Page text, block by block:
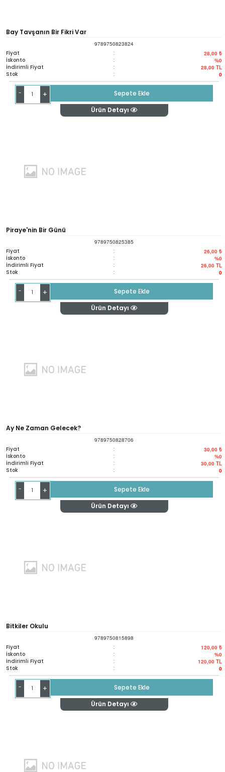
Bay Tavşanın Bir Fikri Var
9789750823824
Fiyat : 28,00 ₺
İskonto : %0
İndirimli Fiyat : 28,00 TL
Stok : 0
- +
Sepete Ekle
Ürün Detayı
Piraye'nin Bir Günü
9789750825385
Fiyat : 26,00 ₺
İskonto : %0
İndirimli Fiyat : 26,00 TL
Stok : 0
- +
Sepete Ekle
Ürün Detayı
Ay Ne Zaman Gelecek?
9789750828706
Fiyat : 30,00 ₺
İskonto : %0
İndirimli Fiyat : 30,00 TL
Stok : 0
- +
Sepete Ekle
Ürün Detayı
Bitkiler Okulu
9789750815898
Fiyat : 120,00 ₺
İskonto : %0
İndirimli Fiyat : 120,00 TL
Stok : 0
- +
Sepete Ekle
Ürün Detayı